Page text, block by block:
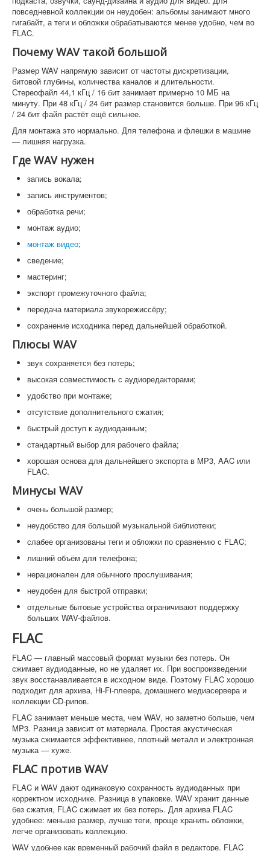
повседневной коллекции он неудобен: альбомы занимают много
гигабайт, а теги и обложки обрабатываются менее удобно, чем во
FLAC.
Почему WAV такой большой
Размер WAV напрямую зависит от частоты дискретизации,
битовой глубины, количества каналов и длительности.
Стереофайл 44,1 кГц / 16 бит занимает примерно 10 МБ на
минуту. При 48 кГц / 24 бит размер становится больше. При 96 кГц
/ 24 бит файл растёт ещё сильнее.
Для монтажа это нормально. Для телефона и флешки в машине
— лишняя нагрузка.
Где WAV нужен
запись вокала;
запись инструментов;
обработка речи;
монтаж аудио;
монтаж видео;
сведение;
мастеринг;
экспорт промежуточного файла;
передача материала звукорежиссёру;
сохранение исходника перед дальнейшей обработкой.
Плюсы WAV
звук сохраняется без потерь;
высокая совместимость с аудиоредакторами;
удобство при монтаже;
отсутствие дополнительного сжатия;
быстрый доступ к аудиоданным;
стандартный выбор для рабочего файла;
хорошая основа для дальнейшего экспорта в MP3, AAC или
FLAC.
Минусы WAV
очень большой размер;
неудобство для большой музыкальной библиотеки;
слабее организованы теги и обложки по сравнению с FLAC;
лишний объём для телефона;
нерационален для обычного прослушивания;
неудобен для быстрой отправки;
отдельные бытовые устройства ограничивают поддержку
больших WAV-файлов.
FLAC
FLAC — главный массовый формат музыки без потерь. Он
сжимает аудиоданные, но не удаляет их. При воспроизведении
звук восстанавливается в исходном виде. Поэтому FLAC хорошо
подходит для архива, Hi-Fi-плеера, домашнего медиасервера и
коллекции CD-рипов.
FLAC занимает меньше места, чем WAV, но заметно больше, чем
MP3. Разница зависит от материала. Простая акустическая
музыка сжимается эффективнее, плотный металл и электронная
музыка — хуже.
FLAC против WAV
FLAC и WAV дают одинаковую сохранность аудиоданных при
корректном исходнике. Разница в упаковке. WAV хранит данные
без сжатия, FLAC сжимает их без потерь. Для архива FLAC
удобнее: меньше размер, лучше теги, проще хранить обложки,
легче организовать коллекцию.
WAV удобнее как временный рабочий файл в редакторе. FLAC